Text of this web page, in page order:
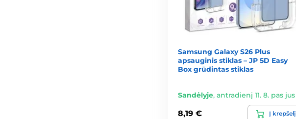
Samsung Galaxy S26 Plus
apsauginis stiklas – JP 5D Easy
Box grūdintas stiklas
Sandėlyje, antradienį 11. 8. pas jus
8,19 € Į krepšelį